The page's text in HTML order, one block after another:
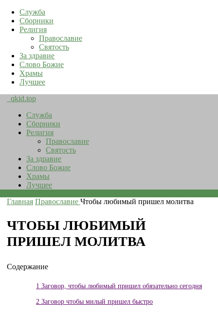
Служба
Сборники
Религия
Православие
Святость
За здравие
Слово Божие
Храмы
Лучшее
qkid.top
Служба
Сборники
Религия
Православие
Святость
За здравие
Слово Божие
Храмы
Лучшее
Главная Православие Чтобы любимый пришел молитва
ЧТОБЫ ЛЮБИМЫЙ
ПРИШЕЛ МОЛИТВА
Содержание
1 Заговор, чтобы любимый пришел обязательно сегодня
2 Заговор чтобы милый пришел быстро